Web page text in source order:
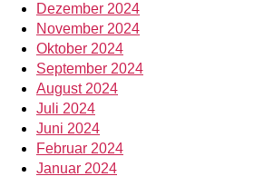
Dezember 2024
November 2024
Oktober 2024
September 2024
August 2024
Juli 2024
Juni 2024
Februar 2024
Januar 2024